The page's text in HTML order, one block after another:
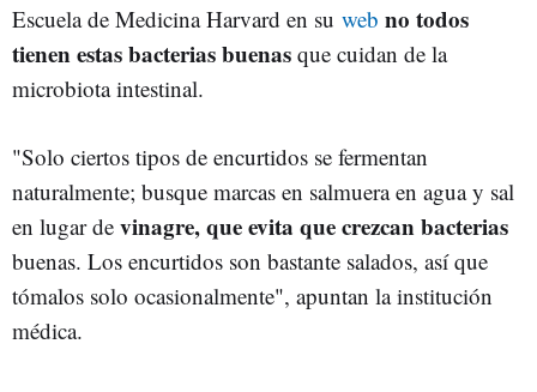
Escuela de Medicina Harvard en su web no todos
tienen estas bacterias buenas que cuidan de la
microbiota intestinal.
"Solo ciertos tipos de encurtidos se fermentan
naturalmente; busque marcas en salmuera en agua y sal
en lugar de vinagre, que evita que crezcan bacterias
buenas. Los encurtidos son bastante salados, así que
tómalos solo ocasionalmente", apuntan la institución
médica.